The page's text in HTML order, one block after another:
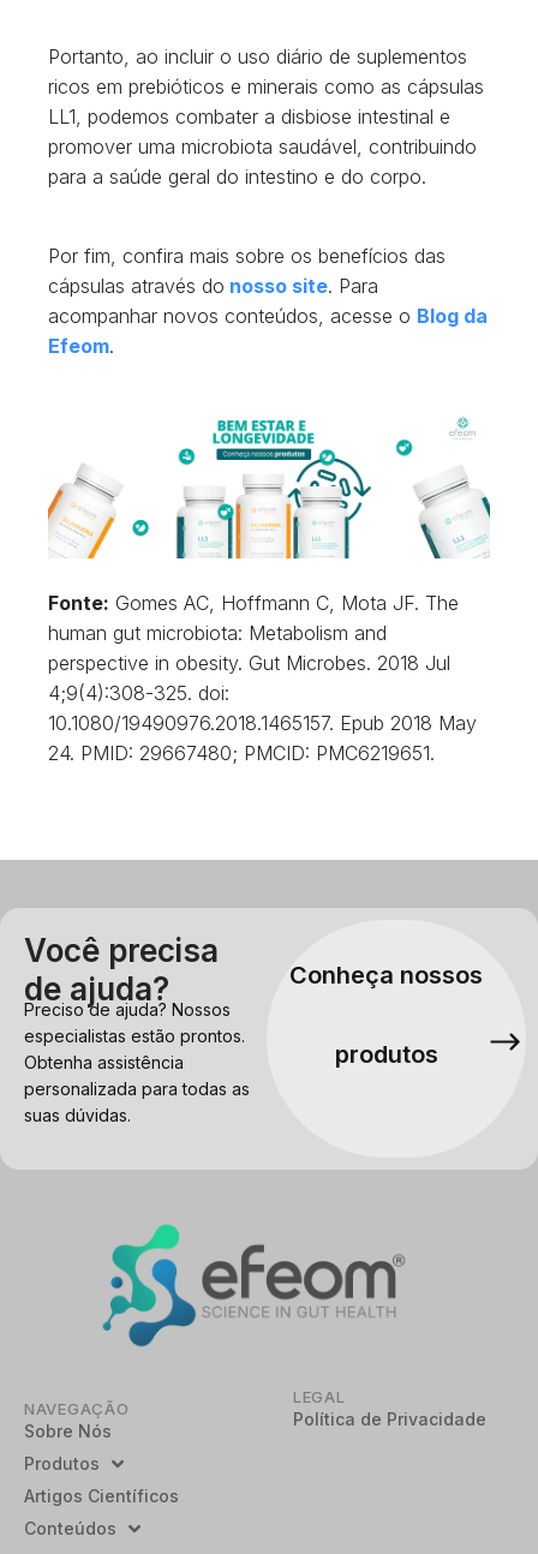
Portanto, ao incluir o uso diário de suplementos
ricos em prebióticos e minerais como as cápsulas
LL1, podemos combater a disbiose intestinal e
promover uma microbiota saudável, contribuindo
para a saúde geral do intestino e do corpo.
Por fim, confira mais sobre os benefícios das
cápsulas através do nosso site. Para
acompanhar novos conteúdos, acesse o Blog da
Efeom.
Fonte: Gomes AC, Hoffmann C, Mota JF. The
human gut microbiota: Metabolism and
perspective in obesity. Gut Microbes. 2018 Jul
4;9(4):308-325. doi:
10.1080/19490976.2018.1465157. Epub 2018 May
24. PMID: 29667480; PMCID: PMC6219651.
Você precisa
de ajuda?
Preciso de ajuda? Nossos
especialistas estão prontos.
Obtenha assistência
personalizada para todas as
suas dúvidas.
Conheça nossos
produtos
NAVEGAÇÃO
Sobre Nós
Produtos
Artigos Científicos
Conteúdos
LEGAL
Política de Privacidade